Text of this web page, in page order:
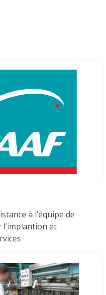
à l’équipe de
l’implantion et